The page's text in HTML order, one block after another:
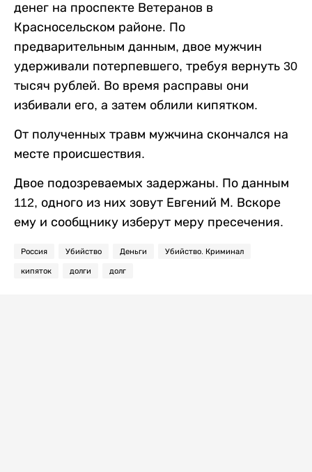
денег на проспекте Ветеранов в
Красносельском районе. По
предварительным данным, двое мужчин
удерживали потерпевшего, требуя вернуть 30
тысяч рублей. Во время расправы они
избивали его, а затем облили кипятком.
От полученных травм мужчина скончался на
месте происшествия.
Двое подозреваемых задержаны. По данным
112, одного из них зовут Евгений М. Вскоре
ему и сообщнику изберут меру пресечения.
Россия Убийство Деньги Убийство. Криминал
кипяток долги долг